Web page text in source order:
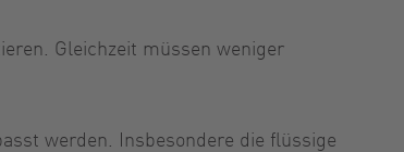
Gleichzeit müssen weniger
werden. Insbesondere die flüssige